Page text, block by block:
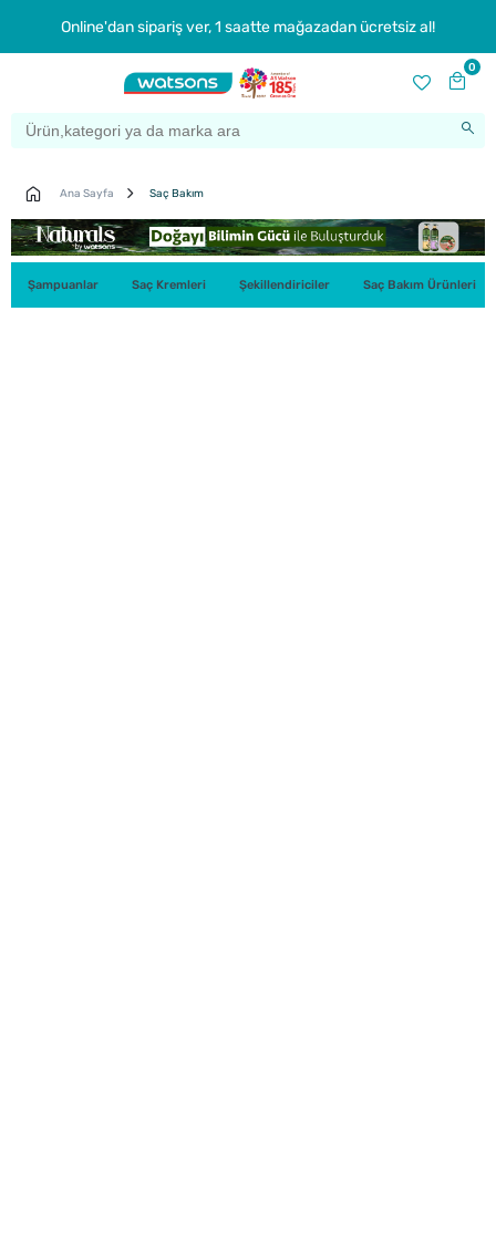
Online'dan sipariş ver, 1 saatte mağazadan ücretsiz al!
0
Ana Sayfa Saç Bakım
Şampuanlar Saç Kremleri Şekillendiriciler Saç Bakım Ürünleri